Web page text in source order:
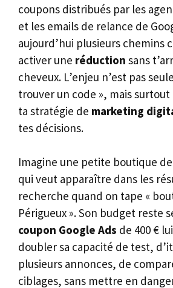
coupons distribués par les
et les emails de relance de
aujourd’hui plusieurs chemins
activer une réduction sans
cheveux. L’enjeu n’est pas
trouver un code », mais surtout
ta stratégie de marketing
tes décisions.
Imagine une petite boutique
qui veut apparaître dans les
recherche quand on tape «
Périgueux ». Son budget reste
coupon Google Ads de 400 €
doubler sa capacité de test,
plusieurs annonces, de
ciblages, sans mettre en